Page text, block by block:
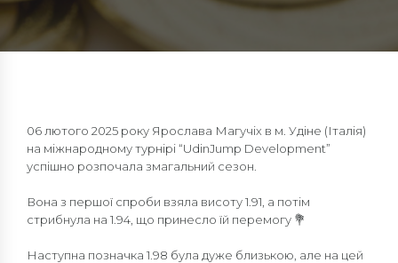
06 лютого 2025 року Ярослава Магучіх в м. Удіне (Італія)
на міжнародному турнірі “UdinJump Development”
успішно розпочала змагальний сезон.
Вона з першої спроби взяла висоту 1.91, а потім
стрибнула на 1.94, що принесло їй перемогу 💐
Наступна позначка 1.98 була дуже близькою, але на цей